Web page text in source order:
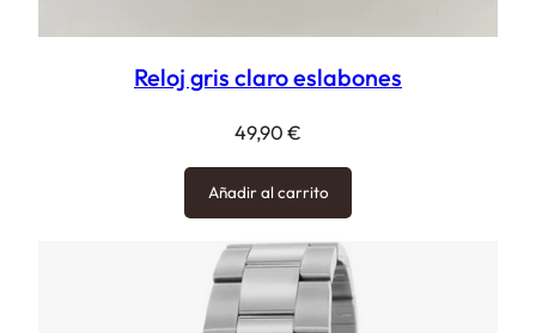
Reloj gris claro eslabones
49,90 €
Añadir al carrito